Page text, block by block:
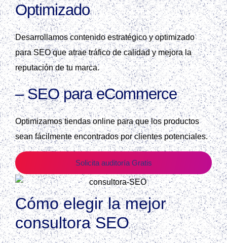
Optimizado
Desarrollamos contenido estratégico y optimizado
para SEO que atrae tráfico de calidad y mejora la
reputación de tu marca.
–SEO para eCommerce
Optimizamos tiendas online para que los productos
sean fácilmente encontrados por clientes potenciales.
Solicita auditoría Gratis
Cómo elegir la mejor
consultora SEO